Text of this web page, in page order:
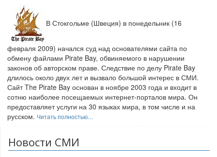
В Стокгольме (Швеция) в понедельник (16
февраля 2009) начался суд над основателями сайта по
обмену файлами Pirate Bay, обвиняемого в нарушении
законов об авторском праве. Следствие по делу Pirate Bay
длилось около двух лет и вызвало большой интерес в СМИ.
Сайт The Pirate Bay основан в ноябре 2003 года и входит в
сотню наиболее посещаемых интернет-порталов мира. Он
предоставляет услуги на 30 языках мира, в том числе и на
русском. Читать полностью…
Новости СМИ